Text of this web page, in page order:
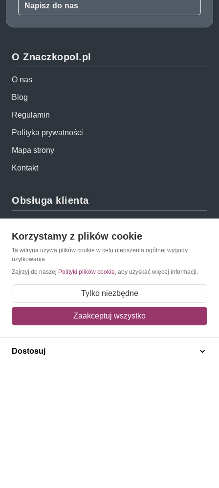
Napisz do nas
O Znaczkopol.pl
O nas
Blog
Regulamin
Polityka prywatności
Mapa strony
Kontakt
Obsługa klienta
Metody dostawy
Sposoby płatności
Zwroty i reklamacje
Newsletter
Korzystamy z plików cookie
Ta witryna używa plików cookie w celu ulepszenia ogólnej wygody
użytkowania.
Zajrzyj do naszej Polityki plików cookie, aby uzyskać więcej informacji.
Tylko niezbędne
Zaakceptuj wszystko
Dostosuj